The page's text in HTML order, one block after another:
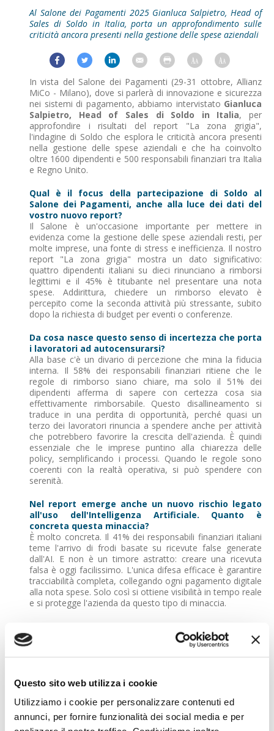
Questo sito web utilizza i cookie
Utilizziamo i cookie per personalizzare contenuti ed
annunci, per fornire funzionalità dei social media e per
Al Salone dei Pagamenti 2025 Gianluca Salpietro, Head of
Sales di Soldo in Italia, porta un approfondimento sulle
criticità ancora presenti nella gestione delle spese aziendali
In vista del Salone dei Pagamenti (29-31 ottobre, Allianz
MiCo - Milano), dove si parlerà di innovazione e sicurezza
nei sistemi di pagamento, abbiamo intervistato Gianluca
Salpietro, Head of Sales di Soldo in Italia, per
approfondire i risultati del report "La zona grigia",
l'indagine di Soldo che esplora le criticità ancora presenti
nella gestione delle spese aziendali e che ha coinvolto
oltre 1600 dipendenti e 500 responsabili finanziari tra Italia
e Regno Unito.
Qual è il focus della partecipazione di Soldo al
Salone dei Pagamenti, anche alla luce dei dati del
vostro nuovo report?
Il Salone è un'occasione importante per mettere in
evidenza come la gestione delle spese aziendali resti, per
molte imprese, una fonte di stress e inefficienza. Il nostro
report "La zona grigia" mostra un dato significativo:
quattro dipendenti italiani su dieci rinunciano a rimborsi
legittimi e il 45% è titubante nel presentare una nota
spese. Addirittura, chiedere un rimborso elevato è
percepito come la seconda attività più stressante, subito
dopo la richiesta di budget per eventi o conferenze.
Da cosa nasce questo senso di incertezza che porta
i lavoratori ad autocensurarsi?
Alla base c'è un divario di percezione che mina la fiducia
interna. Il 58% dei responsabili finanziari ritiene che le
regole di rimborso siano chiare, ma solo il 51% dei
dipendenti afferma di sapere con certezza cosa sia
effettivamente rimborsabile. Questo disallineamento si
traduce in una perdita di opportunità, perché quasi un
terzo dei lavoratori rinuncia a spendere anche per attività
che potrebbero favorire la crescita dell'azienda. È quindi
essenziale che le imprese puntino alla chiarezza delle
policy, semplificando i processi. Quando le regole sono
coerenti con la realtà operativa, si può spendere con
serenità.
Nel report emerge anche un nuovo rischio legato
all'uso dell'Intelligenza Artificiale. Quanto è
concreta questa minaccia?
È molto concreta. Il 41% dei responsabili finanziari italiani
teme l'arrivo di frodi basate su ricevute false generate
dall'AI. E non è un timore astratto: creare una ricevuta
falsa è oggi facilissimo. L'unica difesa efficace è garantire
tracciabilità completa, collegando ogni pagamento digitale
alla nota spese. Solo così si ottiene visibilità in tempo reale
e si protegge l'azienda da questo tipo di minaccia.
anche di un panel dedicato al tema nel corso del
Salone dei Pagamenti. Cosa dobbiamo aspettarci?
Esatto, il 30 ottobre alle 11:30, durante la sessione
proposta di PSR", Flavia Alzetta, Chief Business Officer
soluzioni digitali stiano migliorando la sicurezza e
superando la burocrazia. L'obiettivo è mostrare come
l'innovazione possa aiutare i finance leader a contrastare